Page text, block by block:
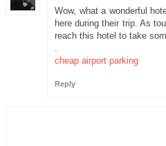
Wow, what a wonderful
here during their trip. As
reach this hotel to take
.
cheap airport parking
Reply